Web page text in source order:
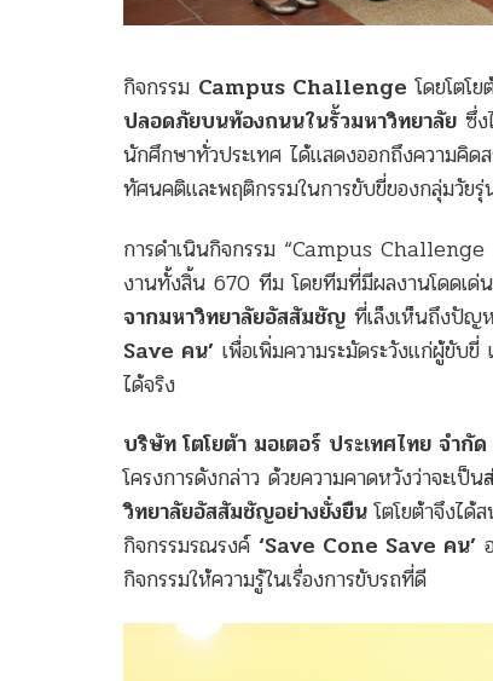
กิจกรรม Campus Challenge โดยโตโ
ปลอดภัยบนท้องถนนในรั้วมหาวิทยาลัย ซึ่
นักศึกษาทั่วประเทศ ได้แสดงออกถึงความคิด
ทัศนคติและพฤติกรรมในการขับขี่ของกลุ่มวัย
การดำเนินกิจกรรม “Campus Challenge
งานทั้งสิ้น 670 ทีม โดยทีมที่มีผลงานโดดเด่
จากมหาวิทยาลัยอัสสัมชัญ ที่เล็งเห็นถึงปัญ
Save คน’ เพื่อเพิ่มความระมัดระวังแก่ผู้ขับ
ได้จริง
บริษัท โตโยต้า มอเตอร์ ประเทศไทย จำ
โครงการดังกล่าว ด้วยความคาดหวังว่าจะเป็น
วิทยาลัยอัสสัมชัญอย่างยั่งยืนโตโยต้าจึงไ
กิจกรรมรณรงค์ ‘Save Cone Save คน’
กิจกรรมให้ความรู้ในเรื่องการขับรถที่ดี